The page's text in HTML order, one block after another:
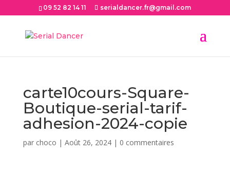
09 52 82 14 11 serialdancer.fr@gmail.com
carte10cours-Square-
Boutique-serial-tarif-
adhesion-2024-copie
par choco | Août 26, 2024| 0 commentaires